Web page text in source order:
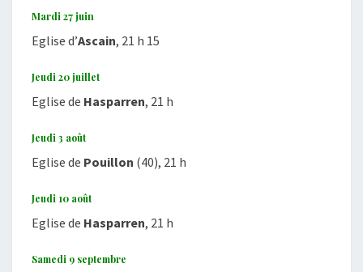
Mardi 27 juin
Eglise d’Ascain, 21 h 15
Jeudi 20 juillet
Eglise de Hasparren, 21 h
Jeudi 3 août
Eglise de Pouillon (40), 21 h
Jeudi 10 août
Eglise de Hasparren, 21 h
Samedi 9 septembre